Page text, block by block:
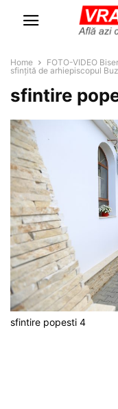
Home
FOTO-VIDEO
sfințită de arhiepiscopul
sfintire
sfintire popesti 4